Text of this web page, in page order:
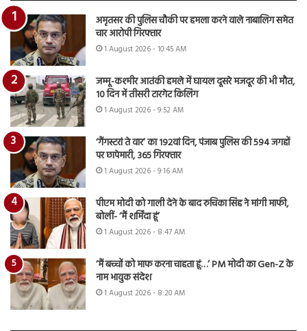
अमृतसर की पुलिस चौकी पर हमला करने वाले नाबालिग समेत
चार आरोपी गिरफ्तार
1 August 2026 - 10:45 AM
जम्मू-कश्मीर आतंकी हमले में घायल दूसरे मजदूर की भी मौत,
10 दिन में तीसरी टारगेट किलिंग
1 August 2026 - 9:52 AM
‘गैंगस्टरां ते वार’ का 192वां दिन, पंजाब पुलिस की 594 जगहों
पर छापेमारी, 365 गिरफ्तार
1 August 2026 - 9:16 AM
पीएम मोदी को गाली देने के बाद रुचिका सिंह ने मांगी माफी,
बोलीं- ‘मैं शर्मिंदा हूं’
1 August 2026 - 8:47 AM
‘मैं बच्चों को माफ करना चाहता हूं…’ PM मोदी का Gen-Z के
नाम भावुक संदेश
1 August 2026 - 8:20 AM